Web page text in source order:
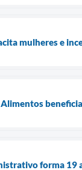
mulheres e
forma 19